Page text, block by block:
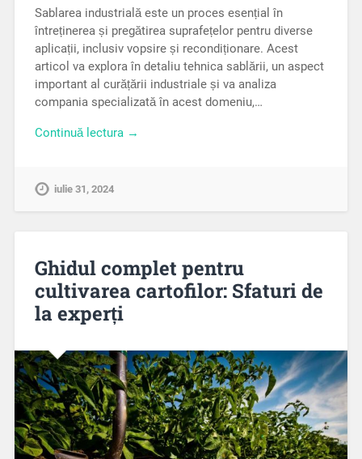
Sablarea industrială este un proces esențial în
întreținerea și pregătirea suprafețelor pentru diverse
aplicații, inclusiv vopsire și recondiționare. Acest
articol va explora în detaliu tehnica sablării, un aspect
important al curățării industriale și va analiza
compania specializată în acest domeniu,…
Continuă lectura →
iulie 31, 2024
Ghidul complet pentru
cultivarea cartofilor: Sfaturi de
la experți